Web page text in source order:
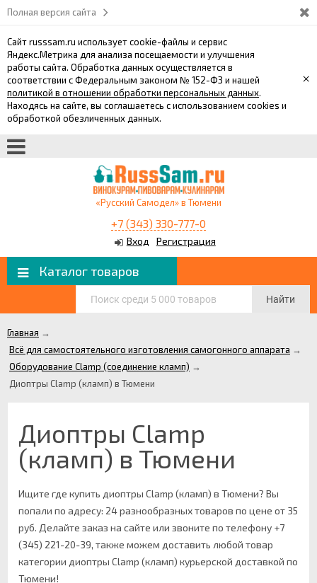
Полная версия сайта
Сайт russsam.ru использует cookie-файлы и сервис
Яндекс.Метрика для анализа посещаемости и улучшения
работы сайта. Обработка данных осуществляется в
соответствии с Федеральным законом № 152-ФЗ и нашей
политикой в отношении обработки персональных данных.
Находясь на сайте, вы соглашаетесь с использованием cookies и
обработкой обезличенных данных.
×
«Русский Самодел» в Тюмени
+7 (343) 330-777-0
Вход Регистрация
Каталог товаров
Найти
Главная →
Всё для самостоятельного изготовления самогонного аппарата →
Оборудование Clamp (соединение кламп) →
Диоптры Clamp (кламп) в Тюмени
Диоптры Clamp
(кламп) в Тюмени
Ищите где купить диоптры Clamp (кламп) в Тюмени? Вы
попали по адресу: 24 разнообразных товаров по цене от 35
руб. Делайте заказ на сайте или звоните по телефону +7
(345) 221-20-39, также можем доставить любой товар
категории диоптры Clamp (кламп) курьерской доставкой по
Тюмени!